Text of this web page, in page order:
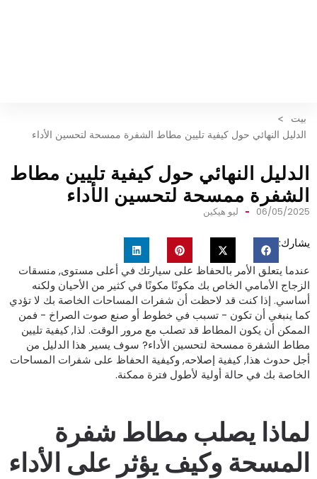
بيت >
الدليل النهائي حول كيفية تليين مطاط الشفرة ممسحة لتحسين الأداء
النهائي حول كيفية تليين مطاط
ممسحة لتحسين الأداء
06/05/ ليو هيكين
يتعلق الأمر بالحفاظ على سيارتك في أعلى مستوى, منسقات
الأمامي الخاص بك مكونًا مكونًا في كثير من الأحيان ولكنه
إذا كنت قد لاحظت أن شفرات المساحات الخاصة بك لا تؤدي
ينبغي أن تكون - تسبب في خطوط أو صنع صوت الصراخ - فمن
أن يكون المطاط قد تصلب مع مرور الوقت. لذا, كيفية تليين
الشفرة ممسحة لتحسين الأداء? سوف يسير هذا الدليل من
حدوث هذا, كيفية إصلاحه, وكيفية الحفاظ على شفرات المساحات
بك في حالة أولية لأطول فترة ممكنة.
يصلب مطاط شفرة
وكيف يؤثر على الأداء